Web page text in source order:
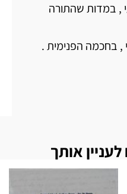
, במדות שהתורה
, בחכמה הפנימית .
אותך